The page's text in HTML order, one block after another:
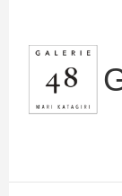
contenu
principal